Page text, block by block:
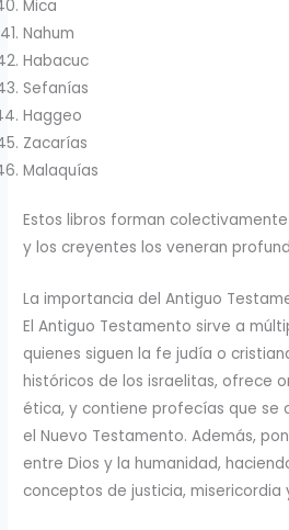
Mica
Nahum
Habacuc
Sefanías
Haggeo
Zacarías
Malaquías
Estos libros forman
y los creyentes los veneran
La importancia del Antiguo
El Antiguo Testamento sirve a
quienes siguen la fe judía o
históricos de los israelitas, ofrece
ética, y contiene profecías que se
el Nuevo Testamento. Además,
entre Dios y la humanidad,
conceptos de justicia, misericordia